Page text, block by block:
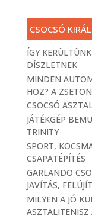
CSOCSÓ
ÍGY
DÍSZLETNEK
MINDEN
HOZ? A
CSOCSÓ
JÁTÉKGÉP
TRINITY
SPORT,
CSAPATÉPÍTÉS
GARLANDO
JAVÍTÁS,
MILYEN A JÓ
ASZTALITENISZ